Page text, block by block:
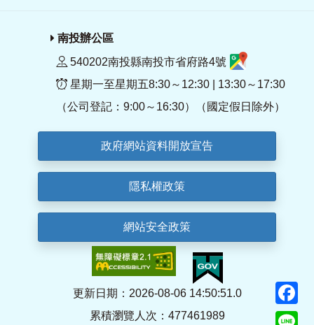
南投辦公區
540202南投縣南投市省府路4號
星期一至星期五8:30～12:30 | 13:30～17:30
（公司登記：9:00～16:30）（國定假日除外）
政府網站資料開放宣告
隱私權政策
網站安全政策
更新日期：2026-08-06 14:50:51.0
累積瀏覽人次：477461989